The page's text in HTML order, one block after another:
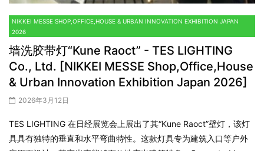
NIKKEI MESSE SHOP,OFFICE,HOUSE & URBAN INNOVATION EXHIBITION JAPAN
2026
墙洗胶带灯“Kune Raoct” - TES LIGHTING
Co., Ltd. [NIKKEI MESSE Shop,Office,House
& Urban Innovation Exhibition Japan 2026]
2026年3月12日
TES LIGHTING 在日经展览会上展出了其“Kune Raoct”壁灯，该灯
具具有独特的垂直和水平弯曲特性。这款灯具专为建筑入口等户外